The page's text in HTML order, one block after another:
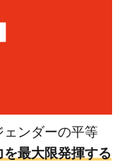
ンダーの平等
最大限発揮する